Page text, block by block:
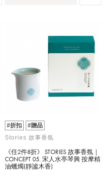
#折扣
#贈品
Stories 故事香氛
《任2件8折》 STORIES 故事香氛｜
CONCEPT 05. 宋人水亭琴興 按摩精
油蠟燭(靜謐木香)